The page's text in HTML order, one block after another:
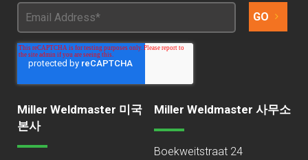
Miller Weldmaster 미국
본사
Miller Weldmaster 사무소
Boekweitstraat 24